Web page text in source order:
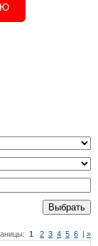
Выбрать
1 2 3 4 5 6 | »